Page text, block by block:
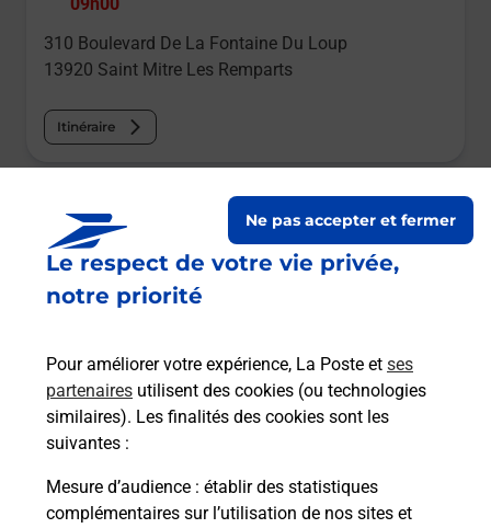
Le respect de votre vie privée,
notre priorité
Pour améliorer votre expérience, La Poste et ses
partenaires utilisent des cookies (ou technologies
similaires). Les finalités des cookies sont les
suivantes :
Mesure d’audience : établir des statistiques
complémentaires sur l’utilisation de nos sites et
Ne pas accepter et fermer
09h00
310 Boulevard De La Fontaine Du Loup
13920 Saint Mitre Les Remparts
Itinéraire
Boîte aux lettres La Poste
Prochaine collecte du courriervendredià
09h00
13920
Saint Mitre Les Remparts
Itinéraire
Boîte aux lettres La Poste